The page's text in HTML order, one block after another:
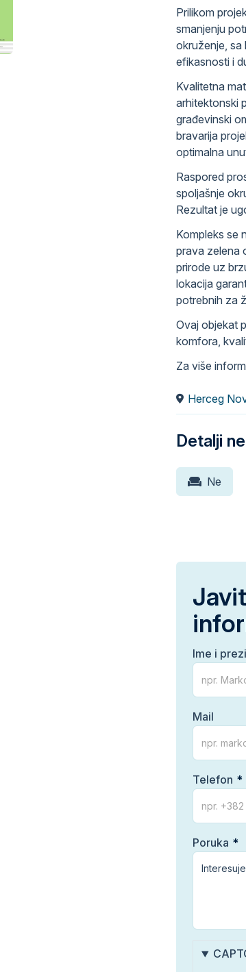
Prilikom
smanjenju
okruženje, sa
efikasnosti i
Kvalitetna
arhitektonski
građevinski
bravarija
optimalna
Raspored
spoljašnje
Rezultat je
Kompleks se
prava zelena
prirode uz
lokacija
potrebnih za
Ovaj objekat
komfora,
Za više
Herceg
Detalji
Ne
Ime i
Mail
Telefon
Poruka